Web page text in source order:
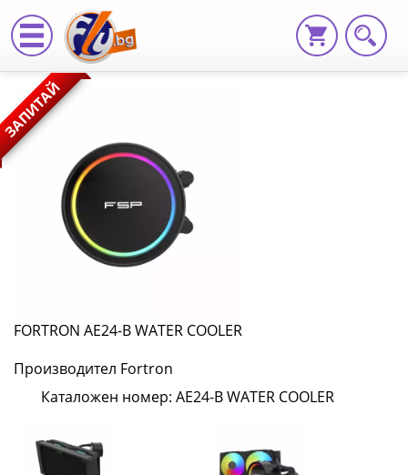
FORTRON
AE24-
B
WATER
COOLER
AE24-
WATER
COOLER
|
Fly.bg
ЗАПИТАЙ
FORTRON AE24-B WATER COOLER
Производител Fortron
Каталожен номер: AE24-B WATER COOLER